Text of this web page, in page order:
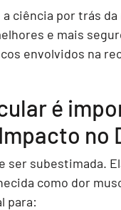
ciência por trás
e mais
envolvidos na
é
no
ser subestimada.
como dor
para: